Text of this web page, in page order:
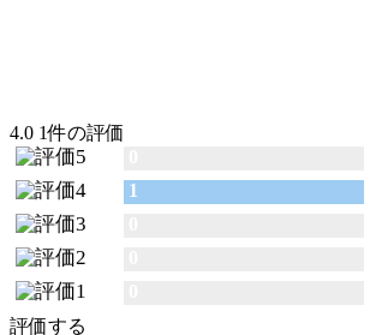
4.0 1件の評価
1
評価する